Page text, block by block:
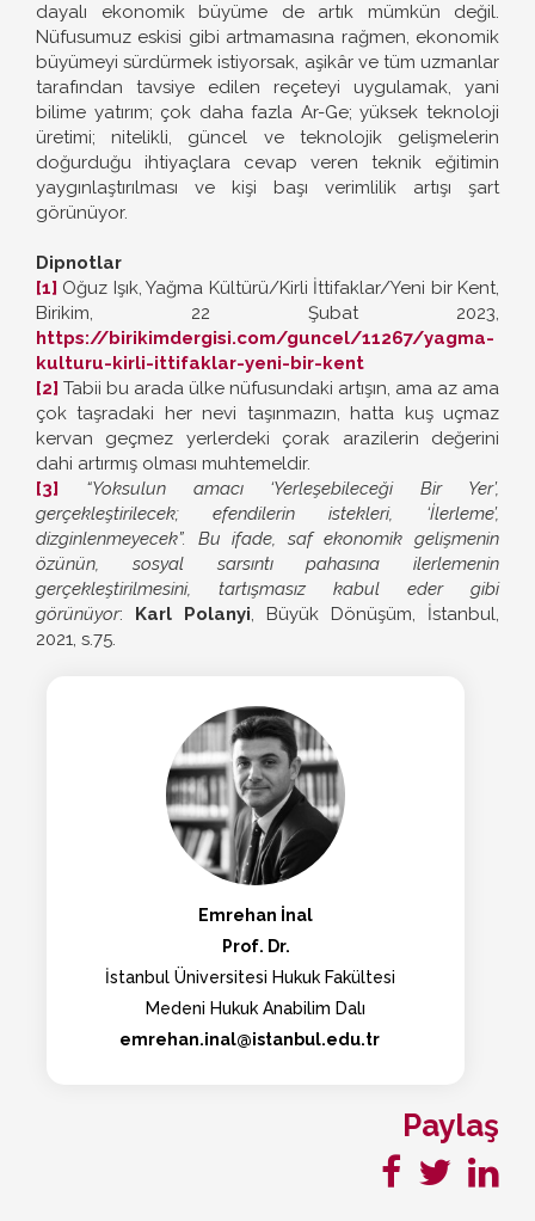
dayalı ekonomik büyüme de artık mümkün değil.
Nüfusumuz eskisi gibi artmamasına rağmen, ekonomik
büyümeyi sürdürmek istiyorsak, aşikâr ve tüm uzmanlar
tarafından tavsiye edilen reçeteyi uygulamak, yani
bilime yatırım; çok daha fazla Ar-Ge; yüksek teknoloji
üretimi; nitelikli, güncel ve teknolojik gelişmelerin
doğurduğu ihtiyaçlara cevap veren teknik eğitimin
yaygınlaştırılması ve kişi başı verimlilik artışı şart
görünüyor.
Dipnotlar
[1] Oğuz Işık, Yağma Kültürü/Kirli İttifaklar/Yeni bir Kent,
Birikim, 22 Şubat 2023,
https://birikimdergisi.com/guncel/11267/yagma-
kulturu-kirli-ittifaklar-yeni-bir-kent
[2] Tabii bu arada ülke nüfusundaki artışın, ama az ama
çok taşradaki her nevi taşınmazın, hatta kuş uçmaz
kervan geçmez yerlerdeki çorak arazilerin değerini
dahi artırmış olması muhtemeldir.
[3]
“Yoksulun amacı ‘Yerleşebileceği Bir Yer’,
gerçekleştirilecek; efendilerin istekleri, ‘İlerleme’,
dizginlenmeyecek”. Bu ifade, saf ekonomik gelişmenin
özünün, sosyal sarsıntı pahasına ilerlemenin
gerçekleştirilmesini, tartışmasız kabul eder gibi
görünüyor: Karl Polanyi, Büyük Dönüşüm, İstanbul,
2021, s.75.
Emrehan İnal
Prof. Dr.
İstanbul Üniversitesi Hukuk Fakültesi
Medeni Hukuk Anabilim Dalı
emrehan.inal@istanbul.edu.tr
Paylaş